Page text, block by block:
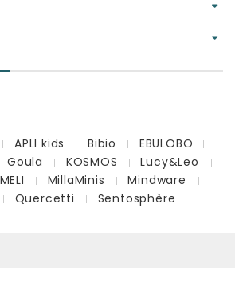
APLI kids Bibio
EBULOBO
Goula KOSMOS
Lucy&Leo
MELI MillaMinis
Mindware
Quercetti Sentosphère